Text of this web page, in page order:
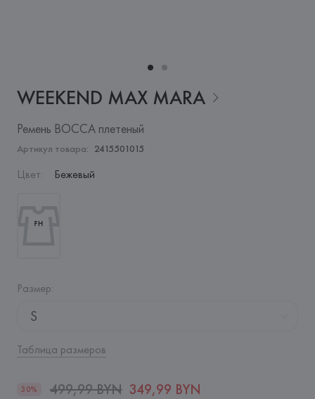
WEEKEND MAX MARA
Ремень BOCCA плетеный
Артикул товара: 2415501015
Цвет: Бежевый
Размер:
S
Таблица размеров
30% 499,99 BYN 349,99 BYN